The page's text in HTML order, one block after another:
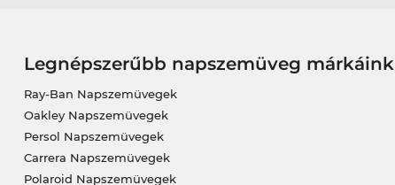
Legnépszerűbb napszemüveg márkáink
Ray-Ban Napszemüvegek
Oakley Napszemüvegek
Persol Napszemüvegek
Carrera Napszemüvegek
Polaroid Napszemüvegek